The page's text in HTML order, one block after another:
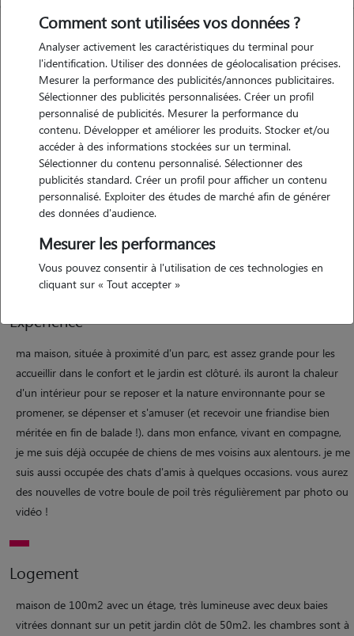
Motivation
amoureuse des animaux, j'ai toujours eu un excellent contact avec
eux. je ne peux pas prendre d'animaux personnellement pour le
moment mais j'ai besoin de leur compagnie pour m'épanouir. leur
affection est sans limite et j'ai à coeur de le leur rendre. je suis une
Expérience
ma maison, située à proximité d'un parc, est assez grande pour les
accueillir dans le confort et le jardin est clôturé. ils auront la chaleur
d'un intérieur pour se reposer et la nature environnante pour se
promener, se dépenser et s'amuser (et recevoir une friandise bien
méritée en fin de balade !). dans mon enfance, vivant en compagne,
je me suis déjà occupée de chiens de mes voisins aux alentours. je me
suis aussi occupée des chats d'amis à quelques occasions. vous aurez
des nouvelles de votre boule de poil très régulièrement par photo ou
vidéo !
Logement
maison de 100m2 avec un étage, très lumineuse avec deux baies
vitrées donnant sur un petit jardin clôt de 50m2. les chambres sont à
Comment sont utilisées vos données ?
Analyser activement les caractéristiques du terminal pour
l'identification. Utiliser des données de géolocalisation précises.
Mesurer la performance des publicités/annonces publicitaires.
Sélectionner des publicités personnalisées. Créer un profil
personnalisé de publicités. Mesurer la performance du
contenu. Développer et améliorer les produits. Stocker et/ou
accéder à des informations stockées sur un terminal.
Sélectionner du contenu personnalisé. Sélectionner des
publicités standard. Créer un profil pour afficher un contenu
personnalisé. Exploiter des études de marché afin de générer
des données d'audience.
Mesurer les performances
Vous pouvez consentir à l'utilisation de ces technologies en
cliquant sur « Tout accepter »